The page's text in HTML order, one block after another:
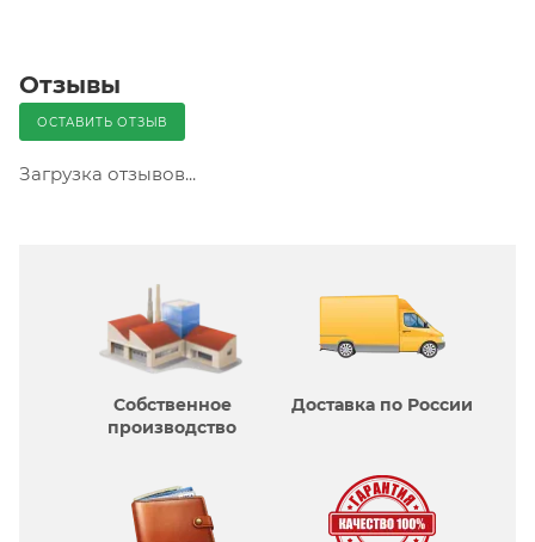
Отзывы
ОСТАВИТЬ ОТЗЫВ
Загрузка отзывов...
Собственное
производcтво
Доставка по России